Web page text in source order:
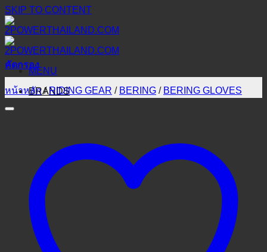
SKIP TO CONTENT
MENU
BRANDS
คัดกรอง
หน้าหลัก / RIDING GEAR / BERING / BERING GLOVES